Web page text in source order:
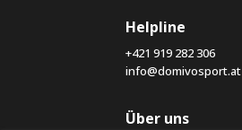
Helpline
+421 919 282 306
info@domivosport.at
Über uns